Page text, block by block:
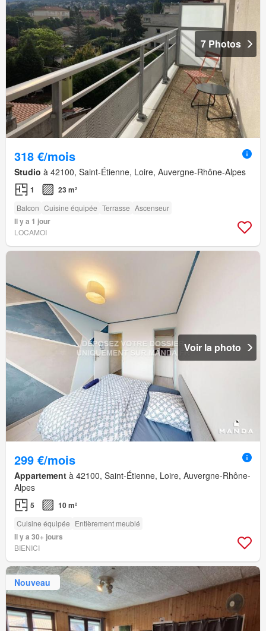
7 Photos
318 €/mois
Studio à 42100, Saint-Étienne, Loire, Auvergne-Rhône-Alpes
1 23 m²
Balcon Cuisine équipée Terrasse Ascenseur
Il y a 1 jour
LOCAMOI
Voir la photo
299 €/mois
Appartement à 42100, Saint-Étienne, Loire, Auvergne-Rhône-
Alpes
5 10 m²
Cuisine équipée Entièrement meublé
Il y a 30+ jours
BIENICI
Nouveau